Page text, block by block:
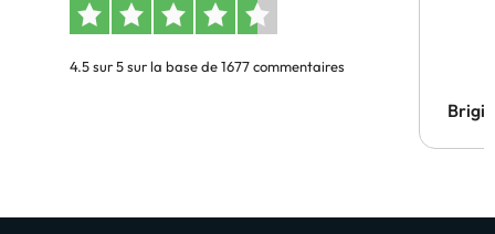
4.5 sur 5 sur la base de 1677 commentaires